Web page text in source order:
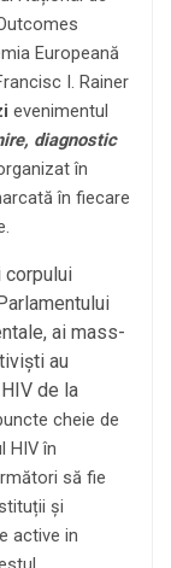
Europeană
I. Rainer
evenimentul
diagnostic
în
în fiecare
corpului
ai mass-
au
de la
cheie de
HIV în
să fie
și
active in